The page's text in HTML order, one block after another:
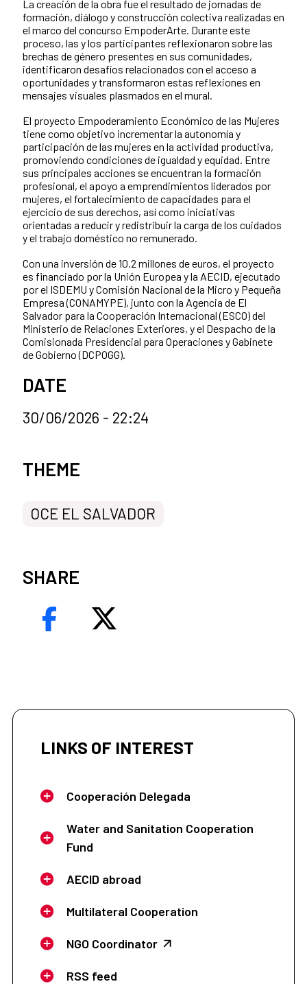
La creación de la obra fue el resultado de jornadas de
formación, diálogo y construcción colectiva realizadas en
el marco del concurso EmpoderArte. Durante este
proceso, las y los participantes reflexionaron sobre las
brechas de género presentes en sus comunidades,
identificaron desafíos relacionados con el acceso a
oportunidades y transformaron estas reflexiones en
mensajes visuales plasmados en el mural.
El proyecto Empoderamiento Económico de las Mujeres
tiene como objetivo incrementar la autonomía y
participación de las mujeres en la actividad productiva,
promoviendo condiciones de igualdad y equidad. Entre
sus principales acciones se encuentran la formación
profesional, el apoyo a emprendimientos liderados por
mujeres, el fortalecimiento de capacidades para el
ejercicio de sus derechos, así como iniciativas
orientadas a reducir y redistribuir la carga de los cuidados
y el trabajo doméstico no remunerado.
Con una inversión de 10.2 millones de euros, el proyecto
es financiado por la Unión Europea y la AECID, ejecutado
por el ISDEMU y Comisión Nacional de la Micro y Pequeña
Empresa (CONAMYPE), junto con la Agencia de El
Salvador para la Cooperación Internacional (ESCO) del
Ministerio de Relaciones Exteriores, y el Despacho de la
Comisionada Presidencial para Operaciones y Gabinete
de Gobierno (DCPOGG).
DATE
30/06/2026 - 22:24
News categories
THEME
OCE EL SALVADOR
SHARE
LINKS OF INTEREST
Cooperación Delegada
Water and Sanitation Cooperation
Fund
AECID abroad
Multilateral Cooperation
NGO Coordinator
RSS feed